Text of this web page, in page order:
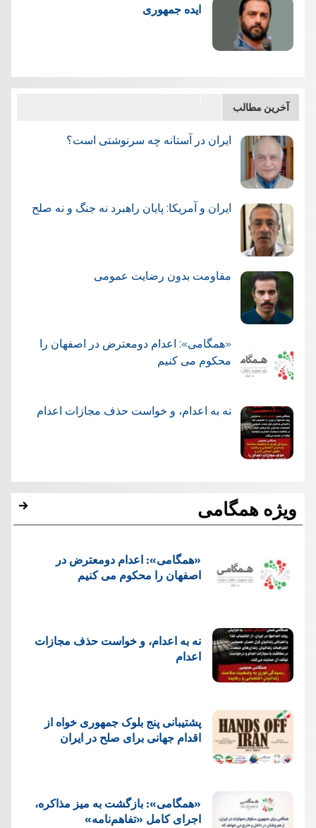
ایده جمهوری
آخرین مطالب
ایران در آستانه چه سرنوشتی است؟
ایران و آمریکا: پایان راهبرد نه جنگ و نه صلح
مقاومت بدون رضایت عمومی
«همگامی»: اعدام دومعترض در اصفهان را
محکوم می کنیم
نه به اعدام، و خواست حذف مجازات اعدام
ویژه همگامی
«همگامی»: اعدام دومعترض در
اصفهان را محکوم می کنیم
نه به اعدام، و خواست حذف مجازات
اعدام
پشتيبانی پنج بلوک جمهوری خواه از
اقدام جهانی برای صلح در ایران
«همگامی»: بازگشت به میز مذاکره،
اجرای کامل «تفاهم‌نامه»